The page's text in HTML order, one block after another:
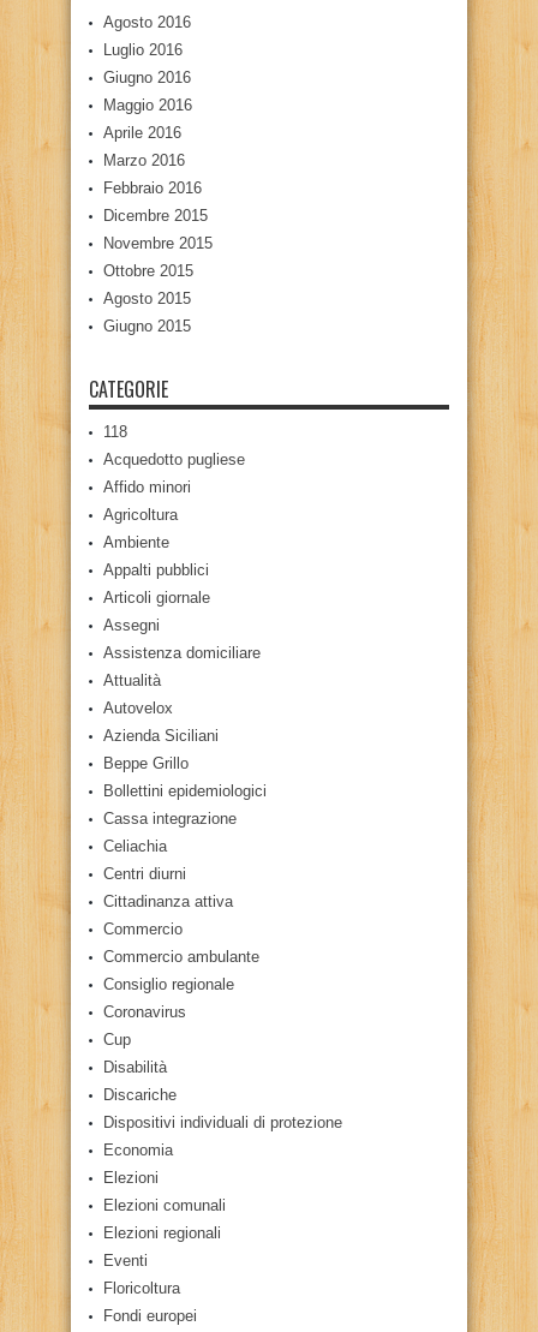
Agosto 2016
Luglio 2016
Giugno 2016
Maggio 2016
Aprile 2016
Marzo 2016
Febbraio 2016
Dicembre 2015
Novembre 2015
Ottobre 2015
Agosto 2015
Giugno 2015
CATEGORIE
118
Acquedotto pugliese
Affido minori
Agricoltura
Ambiente
Appalti pubblici
Articoli giornale
Assegni
Assistenza domiciliare
Attualità
Autovelox
Azienda Siciliani
Beppe Grillo
Bollettini epidemiologici
Cassa integrazione
Celiachia
Centri diurni
Cittadinanza attiva
Commercio
Commercio ambulante
Consiglio regionale
Coronavirus
Cup
Disabilità
Discariche
Dispositivi individuali di protezione
Economia
Elezioni
Elezioni comunali
Elezioni regionali
Eventi
Floricoltura
Fondi europei